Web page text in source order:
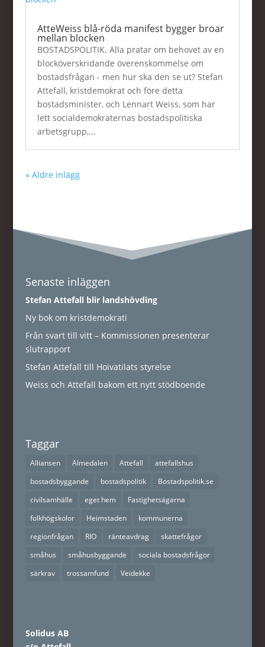
AtteWeiss blå-röda manifest bygger broar
mellan blocken
BOSTADSPOLITIK. Alla pratar om behovet av en
blocköverskridande överenskommelse om
bostadsfrågan - men hur ska den se ut? Stefan
Attefall, kristdemokrat och före detta
bostadsminister, och Lennart Weiss, som har
lett socialdemokraternas bostadspolitiska
arbetsgrupp,...
« Äldre inlägg
Senaste inläggen
Stefan Attefall blir landshövding
Ny bok om kristdemokrati
Från svart till vitt – Kommissionen presenterar
slutrapport
Stefan Attefall till Hoivatilats styrelse
Weiss och Attefall bakom ett nytt stödboende
Taggar
Alliansen Almedalen Attefall
attefallshus
bostadsbyggande
bostadspolitik
Bostadspolitik.se
civilsamhälle
eget hem
Fastighetsägarna
folkhögskolor
Heimstaden
kommunerna
regionfrågan
RIO ränteavdrag
skattefrågor
småhus
småhusbyggande
sociala bostadsfrågor
särkrav
trossamfund Veidekke
Solidus AB